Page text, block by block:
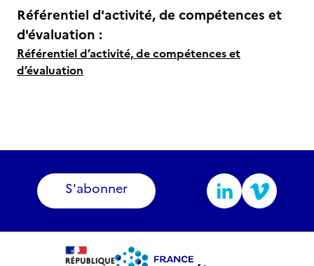
Référentiel d'activité, de compétences et
d'évaluation :
Référentiel d’activité, de compétences et
d’évaluation
S'abonner